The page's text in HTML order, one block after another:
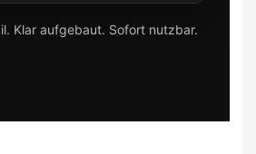
Klar aufgebaut. Sofort nutzbar.